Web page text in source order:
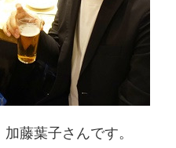
藤葉子さんです。